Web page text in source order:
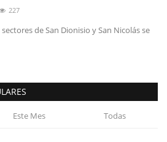
227
de San Dionisio y San Nicolás se
Este Mes Todas